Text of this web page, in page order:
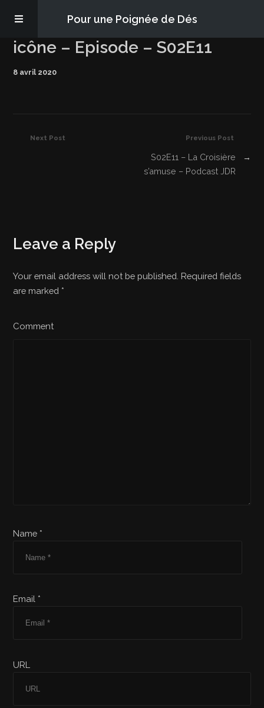
Pour une Poignée de Dés
Les épisodes
icône – Episode – S02E11
8 avril 2020
Previous Post
S02E11 – La Croisière
s’amuse – Podcast JDR
→
Next Post
Leave a Reply
Your email address will not be published. Required fields
are marked *
Comment
Name *
Email *
URL